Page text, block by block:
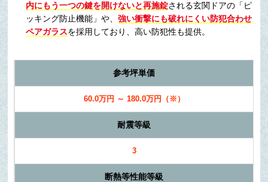
内にもう一つの鍵を開けないと再施錠される玄関ドアの「ピ
ッキング防止機能」や、強い衝撃にも破れにくい防犯合わせ
ペアガラスを採用しており、高い防犯性も提供。
参考坪単価
60.0万円 ～ 180.0万円（※）
耐震等級
3
断熱等性能等級